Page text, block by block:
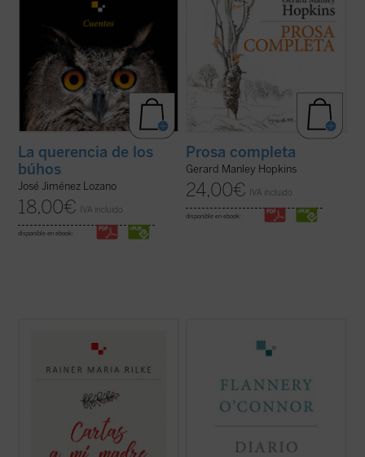
La querencia de los
búhos
José Jiménez Lozano
18,00€ IVA incluido
disponible en ebook:
Prosa completa
Gerard Manley Hopkins
24,00€ IVA incluido
disponible en ebook:
correspondencia navideña con su madre
desde 1900 hasta 1925. Estas cartas están
contienen algunos rasgos conmovedores,
contenía una serie de «cartas dirigidas a
Dios». Consciente de que estaba haciendo
supuesto un cambio en su vida.... (ver ficha)